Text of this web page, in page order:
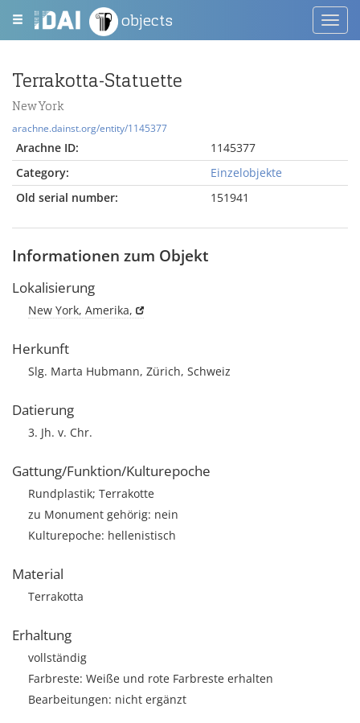
objects
Terrakotta-Statuette
New York
arachne.dainst.org/entity/1145377
Arachne ID:
1145377
Category:
Einzelobjekte
Old serial number:
151941
Informationen zum Objekt
Lokalisierung
New York, Amerika,
Herkunft
Slg. Marta Hubmann, Zürich, Schweiz
Datierung
3. Jh. v. Chr.
Gattung/Funktion/Kulturepoche
Rundplastik; Terrakotte
zu Monument gehörig: nein
Kulturepoche: hellenistisch
Material
Terrakotta
Erhaltung
vollständig
Farbreste: Weiße und rote Farbreste erhalten
Bearbeitungen: nicht ergänzt